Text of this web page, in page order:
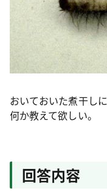
おいておいた煮干し
何か教えて欲しい。
回答内容